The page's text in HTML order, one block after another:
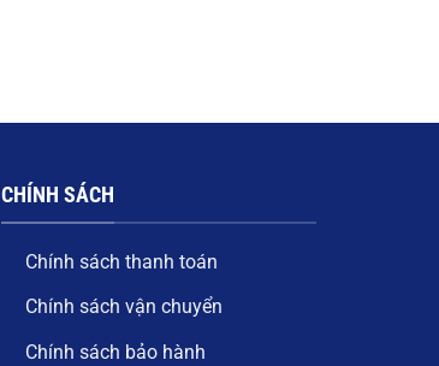
CHÍNH SÁCH
Chính sách thanh toán
Chính sách vận chuyển
Chính sách bảo hành